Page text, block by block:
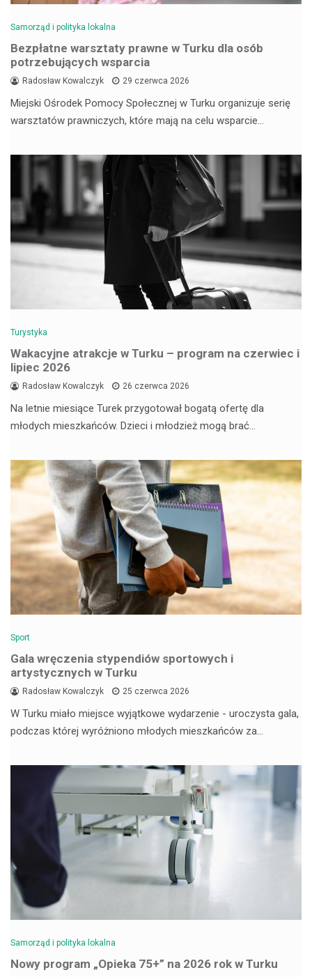
Samorząd i polityka lokalna
Bezpłatne warsztaty prawne w Turku dla osób
potrzebujących wsparcia
Radosław Kowalczyk 29 czerwca 2026
Miejski Ośrodek Pomocy Społecznej w Turku organizuje serię
warsztatów prawniczych, które mają na celu wsparcie…
Turystyka
Wakacyjne atrakcje w Turku – program na czerwiec i
lipiec 2026
Radosław Kowalczyk 26 czerwca 2026
Na letnie miesiące Turek przygotował bogatą ofertę dla
młodych mieszkańców. Dzieci i młodzież mogą brać…
Sport
Gala wręczenia stypendiów sportowych i
artystycznych w Turku
Radosław Kowalczyk 25 czerwca 2026
W Turku miało miejsce wyjątkowe wydarzenie - uroczysta gala,
podczas której wyróżniono młodych mieszkańców za…
Samorząd i polityka lokalna
Nowy program „Opieka 75+” na 2026 rok w Turku